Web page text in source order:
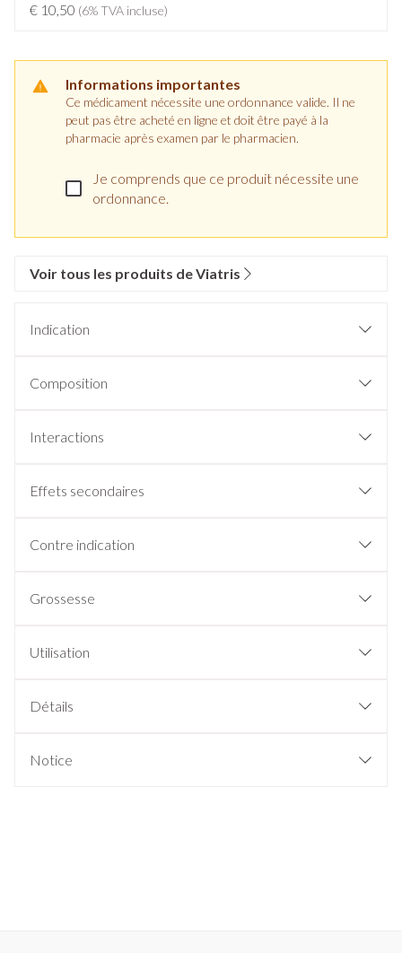
€ 10,50 (6% TVA incluse)
Informations importantes
Ce médicament nécessite une ordonnance valide. Il ne
peut pas être acheté en ligne et doit être payé à la
pharmacie après examen par le pharmacien.
Je comprends que ce produit nécessite une
ordonnance.
Voir tous les produits de Viatris
Indication
Composition
Interactions
Effets secondaires
Contre indication
Grossesse
Utilisation
Détails
Notice